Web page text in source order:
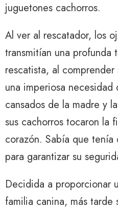
juguetones cachorros.
Al ver al rescatador, los
transmitían una profunda
rescatista, al
una imperiosa necesidad
cansados ​​de la madre y
sus cachorros tocaron la
corazón. Sabía que
para garantizar su
Decidida a proporcionar
familia canina, más